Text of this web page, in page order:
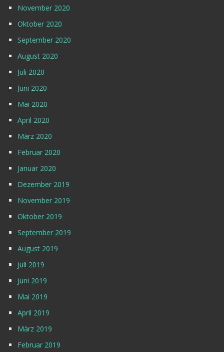
November 2020
Oktober 2020
September 2020
August 2020
Juli 2020
Juni 2020
Mai 2020
April 2020
März 2020
Februar 2020
Januar 2020
Dezember 2019
November 2019
Oktober 2019
September 2019
August 2019
Juli 2019
Juni 2019
Mai 2019
April 2019
März 2019
Februar 2019